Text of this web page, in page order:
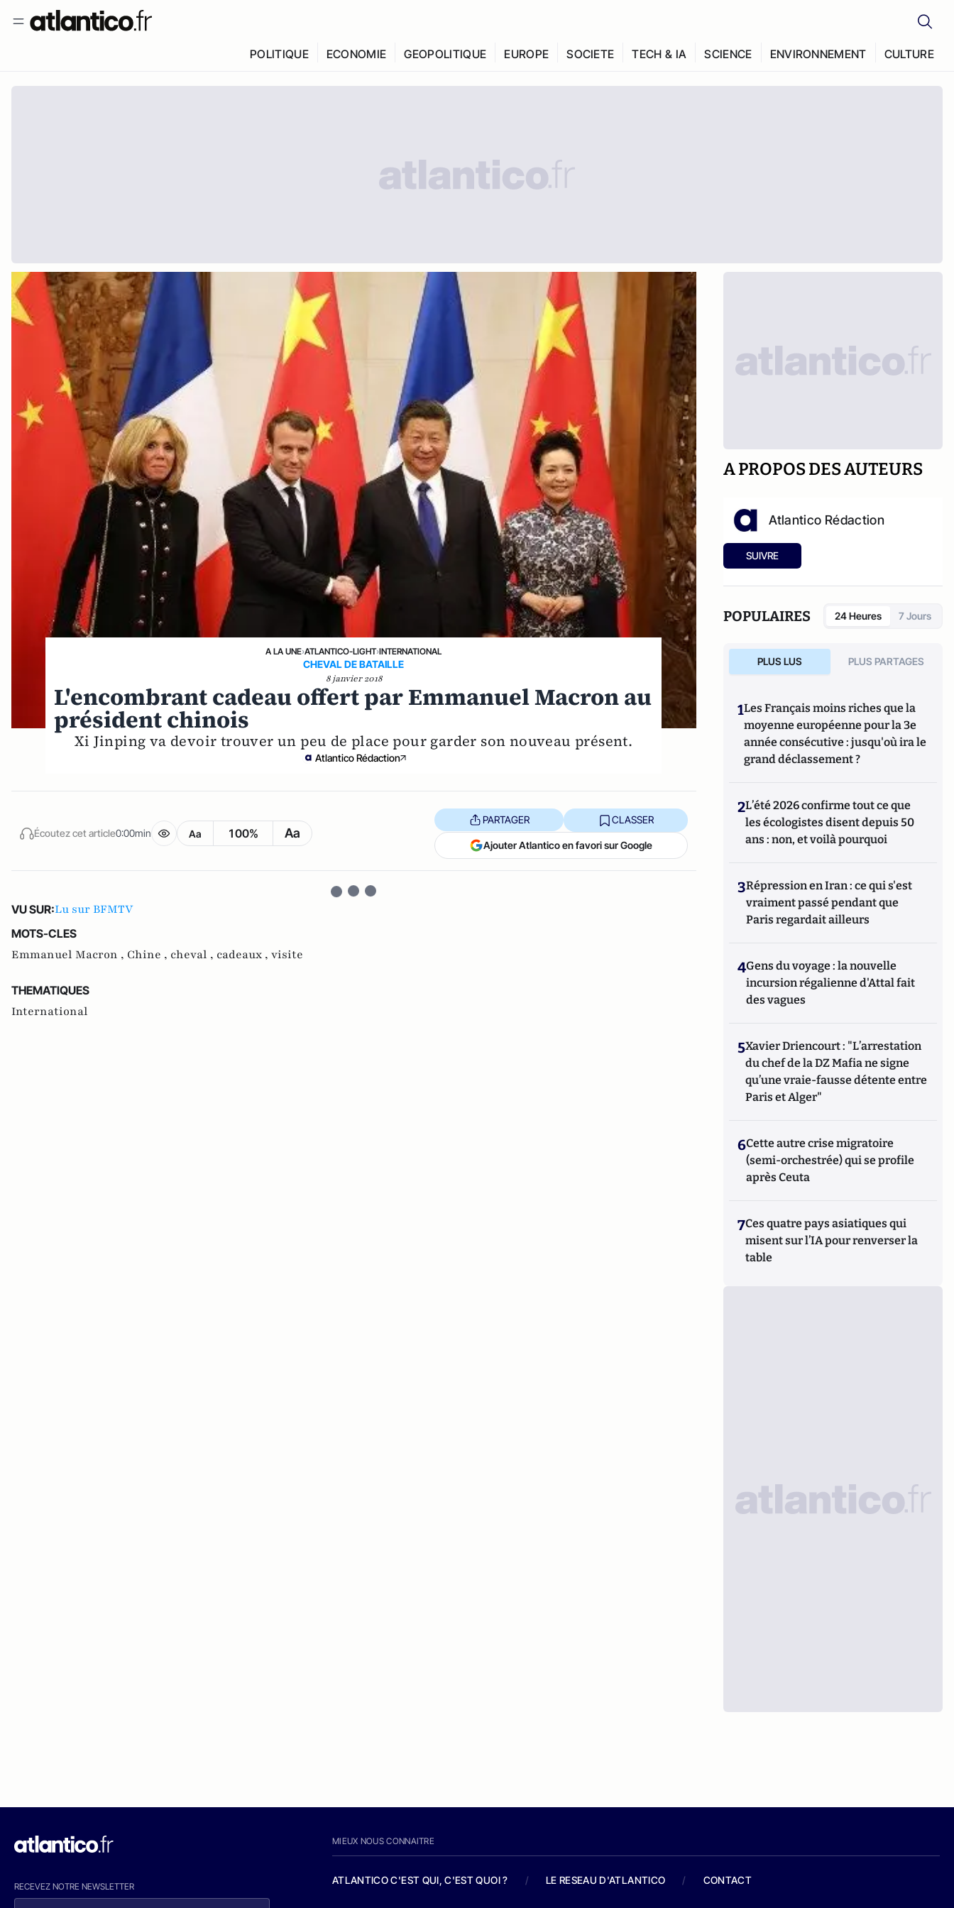
POLITIQUE ECONOMIE GEOPOLITIQUE EUROPE SOCIETE TECH & IA SCIENCE ENVIRONNEMENT CULTURE
A LA UNE›ATLANTICO-LIGHT›INTERNATIONAL
CHEVAL DE BATAILLE
8 janvier 2018
L'encombrant cadeau offert par Emmanuel Macron au
président chinois
Xi Jinping va devoir trouver un peu de place pour garder son nouveau présent.
Atlantico Rédaction
Écoutez cet article0:00min Aa 100% Aa
PARTAGER CLASSER
Ajouter Atlantico en favori sur Google
VU SUR:Lu sur BFMTV
MOTS-CLES
Emmanuel Macron , Chine , cheval , cadeaux , visite
THEMATIQUES
International
A PROPOS DES AUTEURS
Atlantico Rédaction
SUIVRE
POPULAIRES 24 Heures 7 Jours
PLUS LUS PLUS PARTAGES
1Les Français moins riches que la
moyenne européenne pour la 3e
année consécutive : jusqu'où ira le
grand déclassement ?
2L’été 2026 confirme tout ce que
les écologistes disent depuis 50
ans : non, et voilà pourquoi
3Répression en Iran : ce qui s'est
vraiment passé pendant que
Paris regardait ailleurs
4Gens du voyage : la nouvelle
incursion régalienne d'Attal fait
des vagues
5Xavier Driencourt : "L’arrestation
du chef de la DZ Mafia ne signe
qu’une vraie-fausse détente entre
Paris et Alger"
6Cette autre crise migratoire
(semi-orchestrée) qui se profile
après Ceuta
7Ces quatre pays asiatiques qui
misent sur l’IA pour renverser la
table
RECEVEZ NOTRE NEWSLETTER
MIEUX NOUS CONNAITRE
ATLANTICO C'EST QUI, C'EST QUOI ? / LE RESEAU D'ATLANTICO / CONTACT